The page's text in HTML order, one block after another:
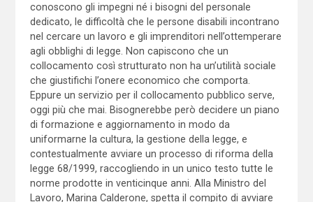
conoscono gli impegni né i bisogni del personale
dedicato, le difficoltà che le persone disabili incontrano
nel cercare un lavoro e gli imprenditori nell’ottemperare
agli obblighi di legge. Non capiscono che un
collocamento così strutturato non ha un’utilità sociale
che giustifichi l’onere economico che comporta.
Eppure un servizio per il collocamento pubblico serve,
oggi più che mai. Bisognerebbe però decidere un piano
di formazione e aggiornamento in modo da
uniformarne la cultura, la gestione della legge, e
contestualmente avviare un processo di riforma della
legge 68/1999, raccogliendo in un unico testo tutte le
norme prodotte in venticinque anni. Alla Ministro del
Lavoro, Marina Calderone, spetta il compito di avviare